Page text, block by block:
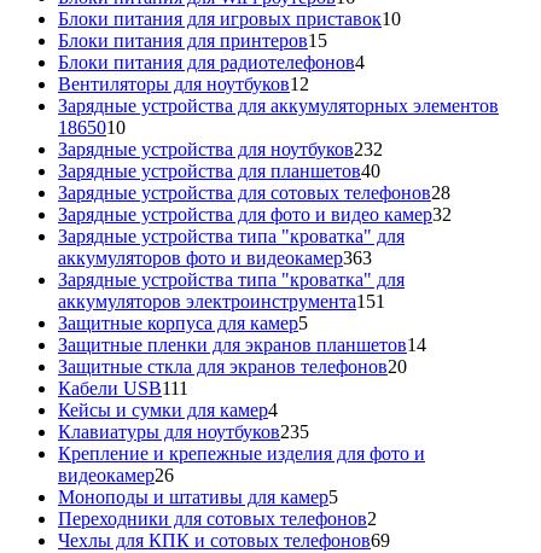
товаров
Блоки питания для игровых приставок1010
Блоки питания для принтеров1515
товаров
Блоки питания для радиотелефонов44
Вентиляторы для ноутбуков12
товаров
Зарядные устройства для аккумуляторных элементов
186501010
товаров
Зарядные устройства для ноутбуков232
Зарядные устройства для планшетов4040
товаров
Зарядные устройства для сотовых телефонов2828
товаров
Зарядные устройства для фото и видео камер32
Зарядные устройства типа "кроватка" для
аккумуляторов фото и видеокамер363363
товара
Зарядные устройства типа "кроватка" для
аккумуляторов электроинструмента151
Защитные корпуса для камер55
товаров
Защитные пленки для экранов планшетов1414
Защитные сткла для экранов телефонов2020
Кабели USB111
товаров
Кейсы и сумки для камер44
товара
Клавиатуры для ноутбуков235235
товаров
Крепление и крепежные изделия для фото и
видеокамер2626
товаров
Моноподы и штативы для камер55
товаров
Переходники для сотовых телефонов2
товара
Чехлы для КПК и сотовых телефонов6969